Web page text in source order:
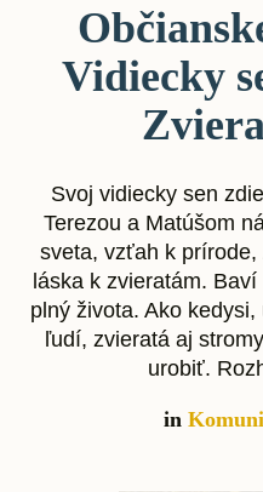
Vidiecky
Svoj vidiecky sen
Terezou a Matúšom
sveta, vzťah k
láska k zvieratám.
plný života. Ako
ľudí, zvieratá aj
urobiť.
in